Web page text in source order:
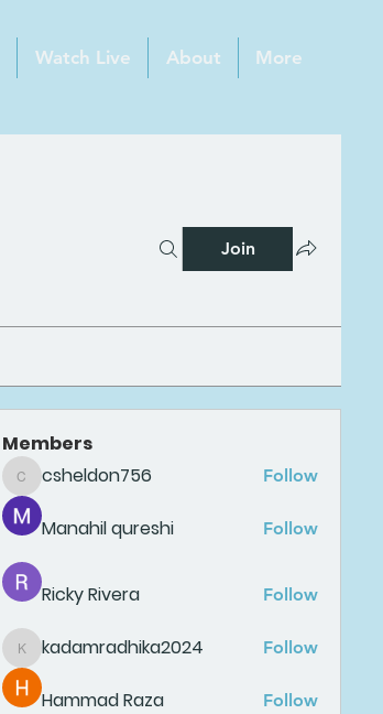
Watch Live About More
Join
Members
csheldon756
csheldon756 Follow
Manahil qureshi Follow
Ricky Rivera Follow
kadamradhika2024
kadamradhika2024 Follow
Hammad Raza Follow